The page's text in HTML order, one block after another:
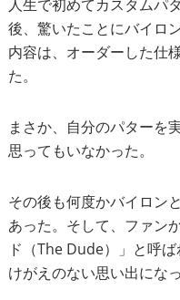
人生で初めてカスタムパ
後、驚いたことにバイロ
内容は、オーダーした仕
た。
まさか、自分のパターを
思ってもいなかった。
その後も何度かバイロン
あった。そして、ファン
ド（The Dude）」と呼
けがえのない思い出になっ